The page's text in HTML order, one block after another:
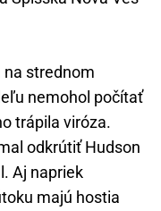
strednom
nemohol počítať
trápila viróza.
odkrútiť Hudson
Aj napriek
majú hostia